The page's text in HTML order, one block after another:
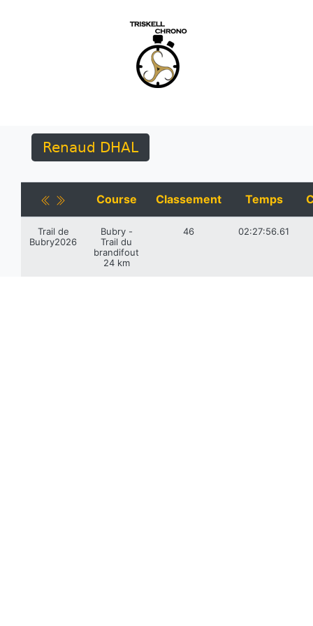
Renaud DHAL
Course Classement Temps
Trail de
Bubry2026
Bubry -
Trail du
brandifout
24 km
46 02:27:56.61